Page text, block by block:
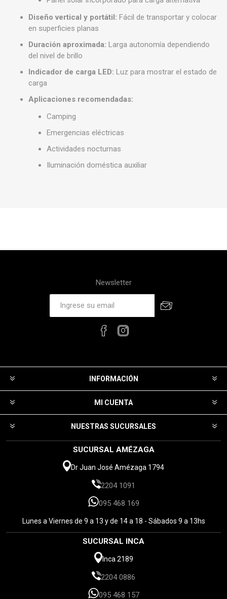
Diseño vertical y portátil: Fácil de transportar y colocar
en superficies planas
Duración aproximada: Larga autonomía dependiendo
del nivel de brillo
Indicador de carga LED: Luz para mostrar el estado de
carga
Aplicaciones recomendadas:
Camping
Emergencias eléctricas
Actividades nocturnas
Iluminación doméstica auxiliar
Newsletter
INFORMACIÓN
MI CUENTA
NUESTRAS SUCURSALES
SUCURSAL AMÉZAGA
Dr Juan José Amézaga 1794
2204 1091
095 468 169
Lunes a Viernes de 9 a 13 y de 14 a 18 - Sábados 9 a 13hs
SUCURSAL INCA
Inca 2189
2204 0886
095 468 157